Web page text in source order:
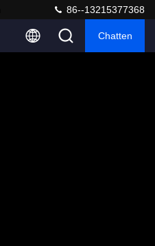
86--13215377368
Chatten